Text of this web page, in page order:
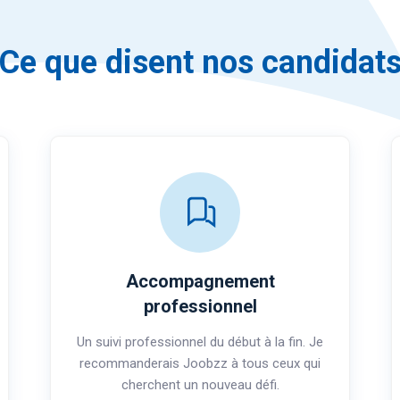
Ce que disent nos
Simple et efficace
Le placement a été rapide et simple. Mon
conseiller a parfaitement compris ce que
je recherchais.